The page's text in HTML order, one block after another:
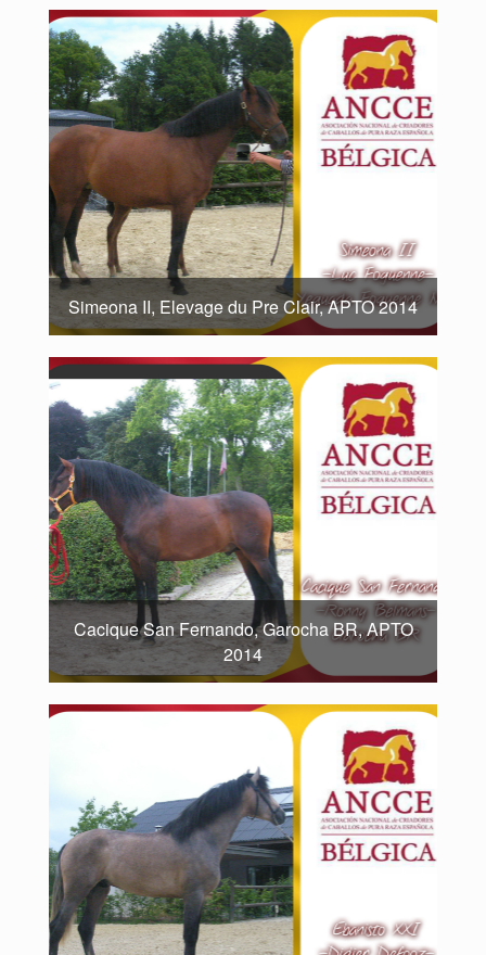
Simeona II, Elevage du Pre Clair, APTO 2014
Cacique San Fernando, Garocha BR, APTO
2014